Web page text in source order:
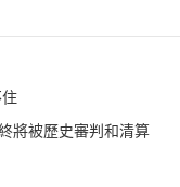
將被歷史審判和清算